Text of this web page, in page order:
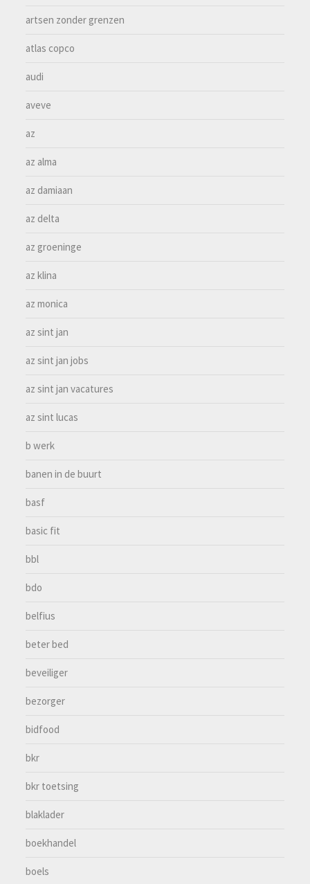
artsen zonder grenzen
atlas copco
audi
aveve
az
az alma
az damiaan
az delta
az groeninge
az klina
az monica
az sint jan
az sint jan jobs
az sint jan vacatures
az sint lucas
b werk
banen in de buurt
basf
basic fit
bbl
bdo
belfius
beter bed
beveiliger
bezorger
bidfood
bkr
bkr toetsing
blaklader
boekhandel
boels